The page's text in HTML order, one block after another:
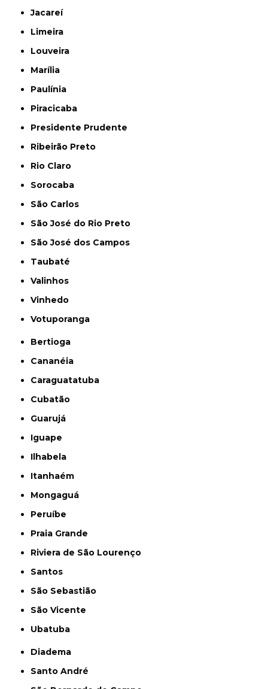
Jacareí
Limeira
Louveira
Marília
Paulínia
Piracicaba
Presidente Prudente
Ribeirão Preto
Rio Claro
Sorocaba
São Carlos
São José do Rio Preto
São José dos Campos
Taubaté
Valinhos
Vinhedo
Votuporanga
Bertioga
Cananéia
Caraguatatuba
Cubatão
Guarujá
Iguape
Ilhabela
Itanhaém
Mongaguá
Peruíbe
Praia Grande
Riviera de São Lourenço
Santos
São Sebastião
São Vicente
Ubatuba
Diadema
Santo André